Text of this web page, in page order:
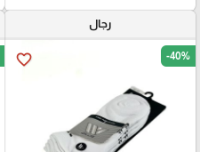
رجال
favorite_border -40%